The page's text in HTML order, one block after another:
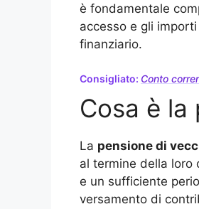
è fondamentale
accesso e gli
finanziario.
Consigliato: Conto
Cosa è la
La pensione di
al termine della loro
e un sufficiente
versamento di